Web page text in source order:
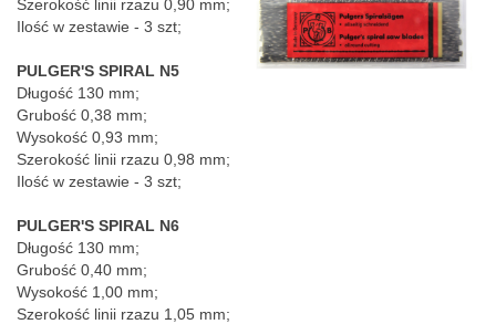
Szerokość linii rzazu 0,90 mm;
Ilość w zestawie - 3 szt;
PULGER'S SPIRAL N5
Długość 130 mm;
Grubość 0,38 mm;
Wysokość 0,93 mm;
Szerokość linii rzazu 0,98 mm;
Ilość w zestawie - 3 szt;
PULGER'S SPIRAL N6
Długość 130 mm;
Grubość 0,40 mm;
Wysokość 1,00 mm;
Szerokość linii rzazu 1,05 mm;